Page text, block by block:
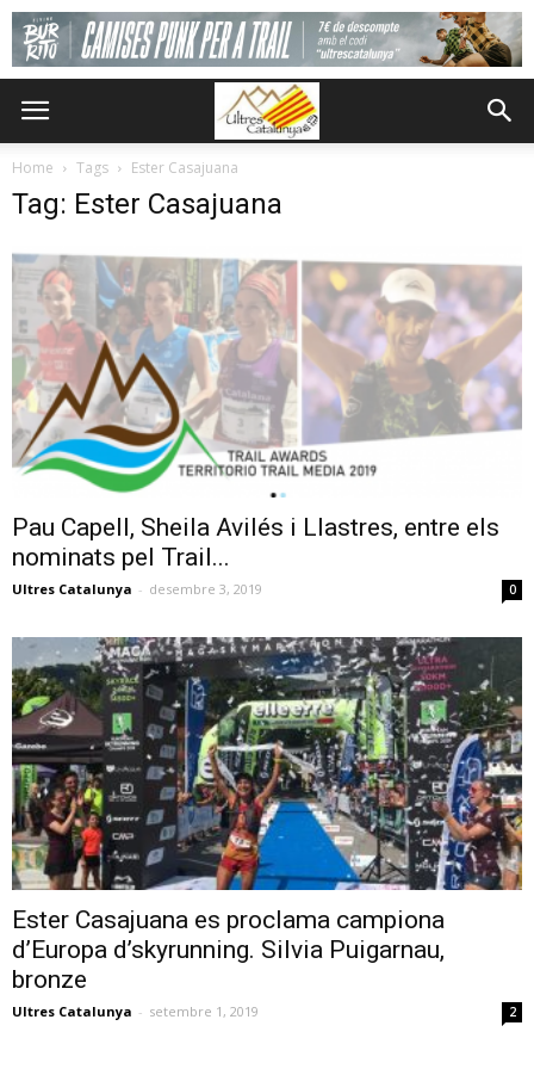
Home Tags Ester Casajuana
Tag: Ester Casajuana
Pau Capell, Sheila Avilés i Llastres, entre els
nominats pel Trail...
Ultres Catalunya - desembre 3, 2019 0
Ester Casajuana es proclama campiona
d’Europa d’skyrunning. Silvia Puigarnau,
bronze
Ultres Catalunya - setembre 1, 2019 2